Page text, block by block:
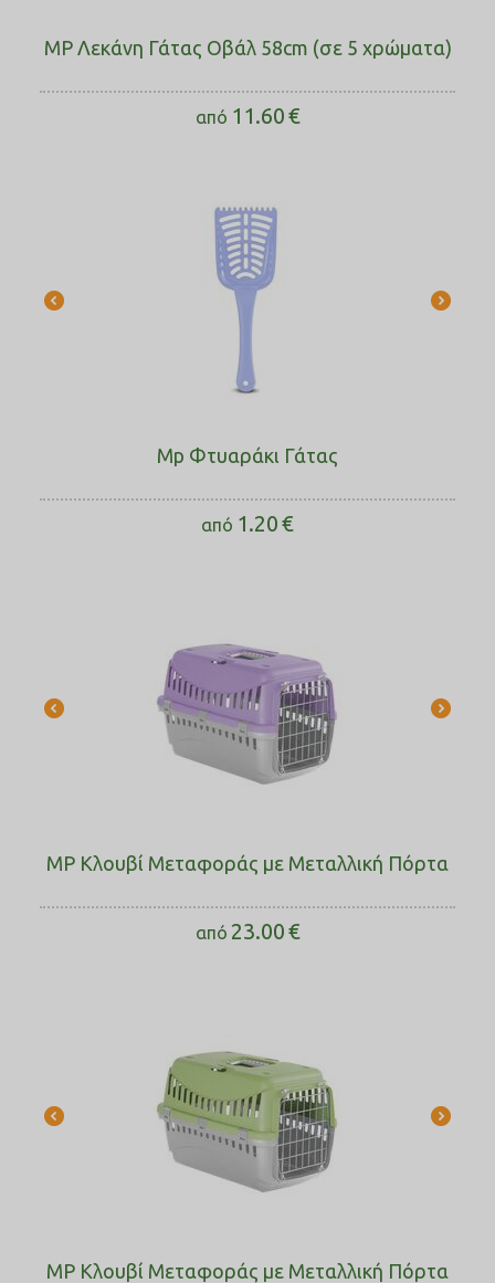
MP Λεκάνη Γάτας Οβάλ 58cm (σε 5 χρώματα)
από 11.60€
Mp Φτυαράκι Γάτας
από 1.20€
MP Κλουβί Μεταφοράς με Μεταλλική Πόρτα
από 23.00€
MP Κλουβί Μεταφοράς με Μεταλλική Πόρτα